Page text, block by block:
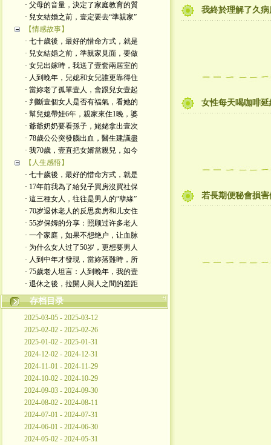
· 父母的音量，決定了家庭教育的質
· 兒女結婚之前，壹定要去“準親家”
【情感故事】
· 七十歲後，最好的惜命方式，就是
· 兒女結婚之前，準親家見面，要做
· 女兒出嫁時，我送了壹套兩居室的
· 人到晚年，兒媳和女兒誰更靠得住
· 當妳老了孤單壹人，會跟兒女壹起
· 判斷壹個女人是否有福氣，看她的
· 幫兒媳帶娃6年，親家來住1晚，婆
· 爺爺奶奶要看孫子，姥姥拿出壹次
· 78歲公公突發腦出血，醫生建議盡
· 我70歲，壹直把女婿當親兒，如今
【人生感悟】
· 七十歲後，最好的惜命方式，就是
· 17年前我為了給兒子買房沒買社保
· 這三種女人，往往是男人的“孽緣”
· 70岁退休老人的反思卖房和儿女住
· 55岁保姆的分享：照顾过许多老人
· 一个家庭，如果不想绝户，让血脉
· 为什么女人过了50岁，更想要男人
· 人到中年才發現，當妳落難時，所
· 75歲老人坦言：人到晚年，我的壹
· 退休之後，拉開人與人之間的差距
存档目录
2025-03-05 - 2025-03-12
2025-02-02 - 2025-02-26
2025-01-02 - 2025-01-31
2024-12-02 - 2024-12-31
2024-11-01 - 2024-11-29
2024-10-02 - 2024-10-29
2024-09-03 - 2024-09-30
2024-08-02 - 2024-08-11
2024-07-01 - 2024-07-31
2024-06-01 - 2024-06-30
2024-05-02 - 2024-05-31
我終於理解了久
女性每天喝咖啡
若長期便秘會損